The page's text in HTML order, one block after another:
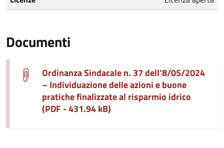
Documenti
Ordinanza Sindacale n. 37 dell’8/05/2024
– Individuazione delle azioni e buone
pratiche finalizzate al risparmio idrico
(PDF - 431.94 kB)